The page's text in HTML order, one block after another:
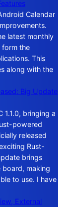
Calendar
latest monthly
form the
This
along with the
Big Update
1.1.0, bringing a
powered
released
Rust-
brings
board, making
to use. I have
External